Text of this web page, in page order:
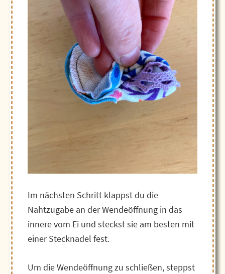
Im nächsten Schritt klappst du die
Nahtzugabe an der Wendeöffnung in das
innere vom Ei und steckst sie am besten mit
einer Stecknadel fest.
Um die Wendeöffnung zu schließen, steppst